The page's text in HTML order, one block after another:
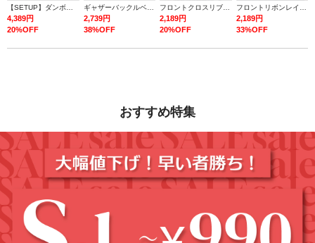
4,389円
20%OFF
ギャザーバックルベルトスポーツサンダル
2,739円
38%OFF
2,189円
20%OFF
2,189円
33%OFF
おすすめ特集